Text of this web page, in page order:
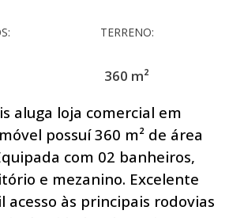
TERRENO:
360 m²
aluga loja comercial em
possuí 360 m² de área
com 02 banheiros,
e mezanino. Excelente
acesso às principais rodovias